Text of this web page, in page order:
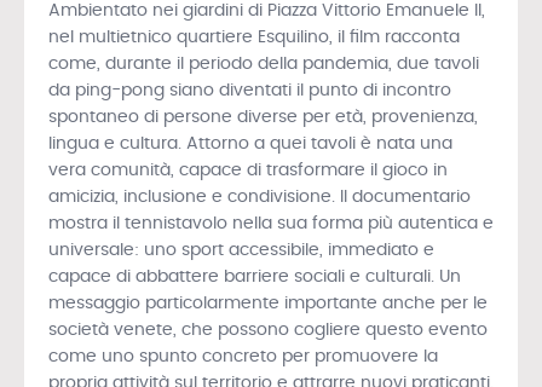
Ambientato nei giardini di Piazza Vittorio Emanuele II,
nel multietnico quartiere Esquilino, il film racconta
come, durante il periodo della pandemia, due tavoli
da ping-pong siano diventati il punto di incontro
spontaneo di persone diverse per età, provenienza,
lingua e cultura. Attorno a quei tavoli è nata una
vera comunità, capace di trasformare il gioco in
amicizia, inclusione e condivisione. Il documentario
mostra il tennistavolo nella sua forma più autentica e
universale: uno sport accessibile, immediato e
capace di abbattere barriere sociali e culturali. Un
messaggio particolarmente importante anche per le
società venete, che possono cogliere questo evento
come uno spunto concreto per promuovere la
propria attività sul territorio e attrarre nuovi praticanti.